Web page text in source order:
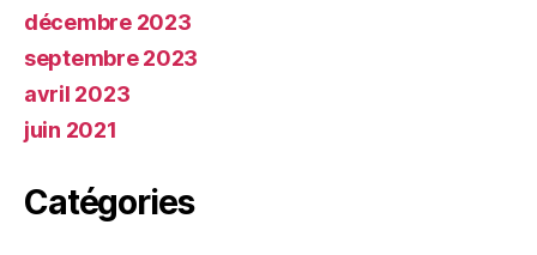
décembre 2023
septembre 2023
avril 2023
juin 2021
Catégories